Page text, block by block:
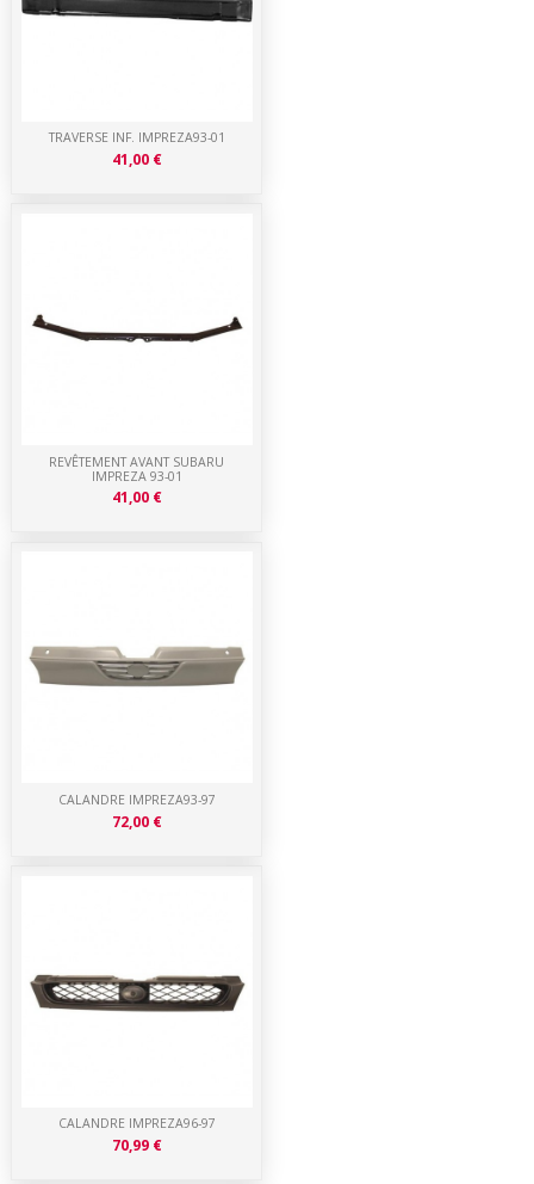
CALANDRE IMPREZA96-97
70,99 €
CALANDRE IMPREZA93-97
72,00 €
REVÊTEMENT AVANT SUBARU
IMPREZA 93-01
41,00 €
TRAVERSE INF. IMPREZA93-01
41,00 €